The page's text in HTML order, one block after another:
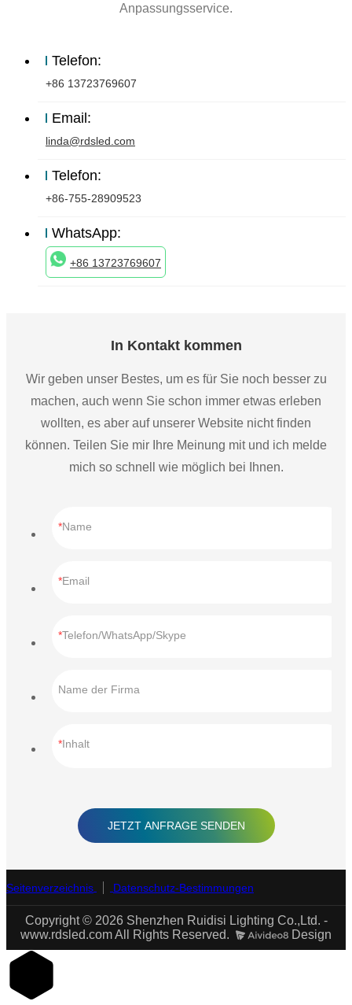
Anpassungsservice.
Telefon:
+86 13723769607
Email:
linda@rdsled.com
Telefon:
+86-755-28909523
WhatsApp:
+86 13723769607
In Kontakt kommen
Wir geben unser Bestes, um es für Sie noch besser zu
machen, auch wenn Sie schon immer etwas erleben
wollten, es aber auf unserer Website nicht finden
können. Teilen Sie mir Ihre Meinung mit und ich melde
mich so schnell wie möglich bei Ihnen.
Name
Email
Telefon/WhatsApp/Skype
Name der Firma
Inhalt
JETZT ANFRAGE SENDEN
Seitenverzeichnis Datenschutz-Bestimmungen
Copyright © 2026 Shenzhen Ruidisi Lighting Co.,Ltd. -
www.rdsled.com All Rights Reserved.
Design